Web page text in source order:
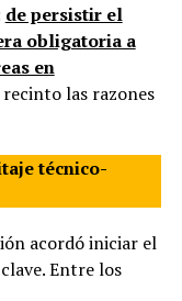
de persistir el
obligatoria a
en
las razones
técnico-
acordó iniciar el
Entre los